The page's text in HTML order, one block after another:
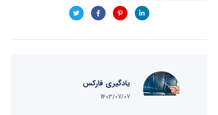
یادگیری فارکس
1403/07/07